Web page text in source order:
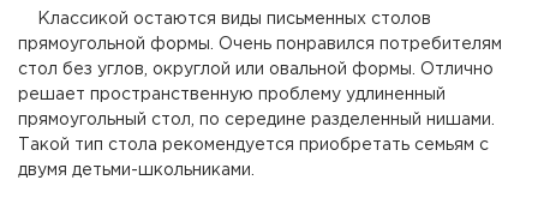
Классикой остаются виды письменных столов
прямоугольной формы. Очень понравился потребителям
стол без углов, округлой или овальной формы. Отлично
решает пространственную проблему удлиненный
прямоугольный стол, по середине разделенный нишами.
Такой тип стола рекомендуется приобретать семьям с
двумя детьми-школьниками.